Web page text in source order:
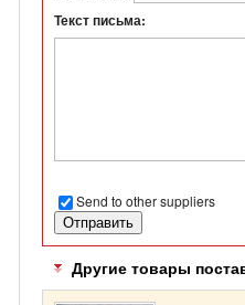
Текст письма:
Send to other suppliers
Другие товары